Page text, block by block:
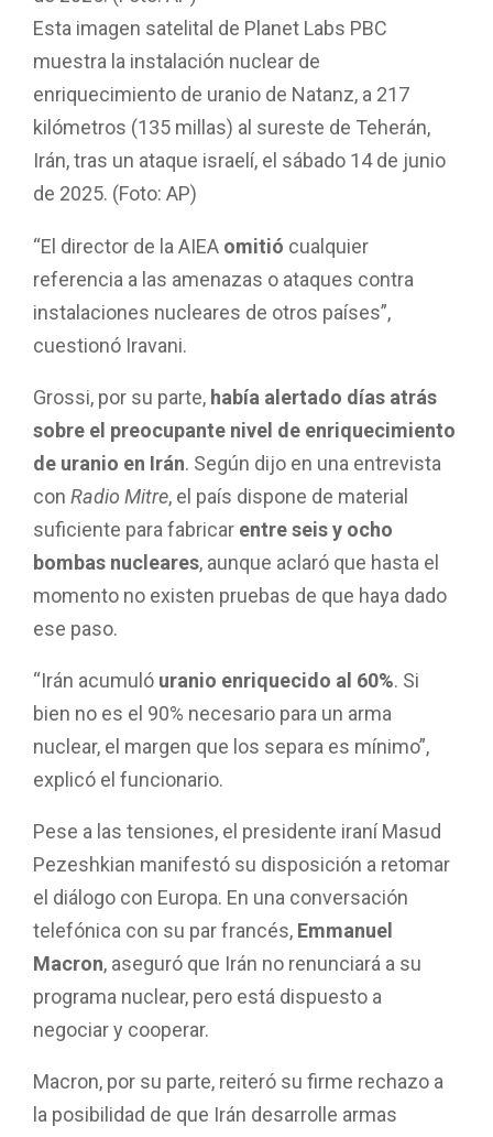
Esta imagen satelital de Planet Labs PBC
muestra la instalación nuclear de
enriquecimiento de uranio de Natanz, a 217
kilómetros (135 millas) al sureste de Teherán,
Irán, tras un ataque israelí, el sábado 14 de junio
de 2025. (Foto: AP)
“El director de la AIEA omitió cualquier
referencia a las amenazas o ataques contra
instalaciones nucleares de otros países”,
cuestionó Iravani.
Grossi, por su parte, había alertado días atrás
sobre el preocupante nivel de enriquecimiento
de uranio en Irán. Según dijo en una entrevista
con Radio Mitre, el país dispone de material
suficiente para fabricar entre seis y ocho
bombas nucleares, aunque aclaró que hasta el
momento no existen pruebas de que haya dado
ese paso.
“Irán acumuló uranio enriquecido al 60%. Si
bien no es el 90% necesario para un arma
nuclear, el margen que los separa es mínimo”,
explicó el funcionario.
Pese a las tensiones, el presidente iraní Masud
Pezeshkian manifestó su disposición a retomar
el diálogo con Europa. En una conversación
telefónica con su par francés, Emmanuel
Macron, aseguró que Irán no renunciará a su
programa nuclear, pero está dispuesto a
negociar y cooperar.
Macron, por su parte, reiteró su firme rechazo a
la posibilidad de que Irán desarrolle armas